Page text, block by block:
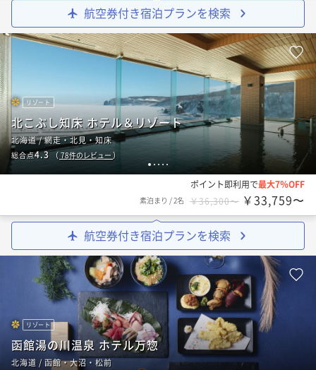
航空券付き宿泊プランを検索
1 2 3 4 5
リゾート
北こぶし知床 ホテル＆リゾート
北海道 / 網走・北見・知床
総合点4.3（ 78件のレビュー）
ポイント即利用で最大7％OFF
素泊まり /2名 ￥36,300〜 ￥33,759〜
航空券付き宿泊プランを検索
リゾート
函館湯の川温泉 ホテル万惣
北海道 / 函館・大沼・松前